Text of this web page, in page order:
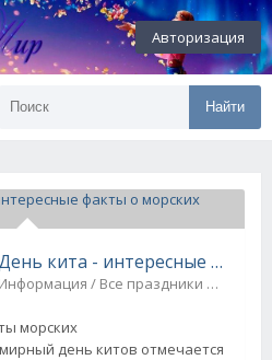
Авторизация
Найти
19 февраля День кита - интересные факты о морских млекопитающих
Информация / Все праздники
морских
день китов отмечается